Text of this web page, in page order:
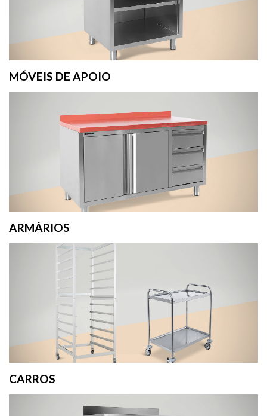
MÓVEIS DE APOIO
ARMÁRIOS
CARROS